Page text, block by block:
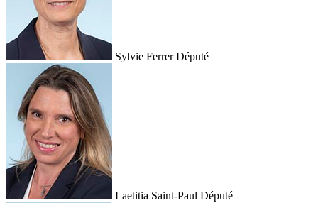
Sylvie Ferrer Député
Laetitia Saint-Paul Député